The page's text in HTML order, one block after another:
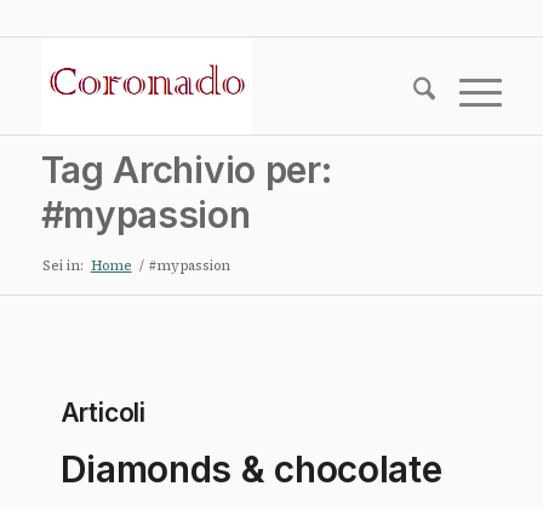
Tag Archivio per:
#mypassion
Sei in: Home / #mypassion
Articoli
Diamonds & chocolate